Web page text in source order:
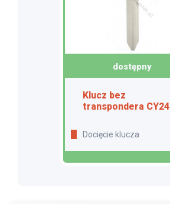
dostępny
Klucz bez
transpondera CY24
Docięcie klucza